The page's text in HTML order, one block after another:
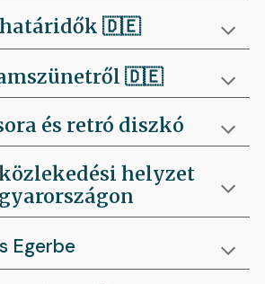
határidők 🇩🇪
🇩🇪
és retró diszkó
helyzet
Egerbe